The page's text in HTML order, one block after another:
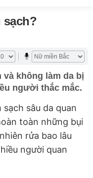
sạch?
và không làm da bị
người thắc mắc.
sâu da quan
toàn những bụi
rửa bao lâu
người quan